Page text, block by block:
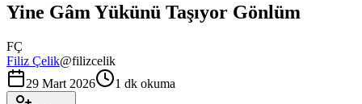
Yine Gâm Yükünü Taşıyor Gönlüm
FÇ
Filiz Çelik@filizcelik
29 Mart 2026
1 dk okuma